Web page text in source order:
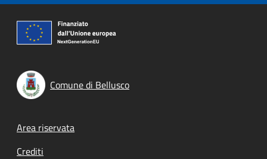
Comune di Bellusco
Footer menu
Area riservata
Crediti